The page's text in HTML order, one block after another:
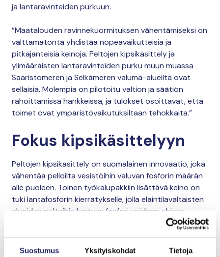
Suostumus Yksityiskohdat Tietoja
ja lantaravinteiden purkuun.
”Maatalouden ravinnekuormituksen vähentämiseksi on
välttämätöntä yhdistää nopeavaikutteisia ja
pitkäjänteisiä keinoja. Peltojen kipsikäsittely ja
ylimääräisten lantaravinteiden purku muun muassa
Saaristomeren ja Selkämeren valuma-alueilta ovat
sellaisia. Molempia on pilotoitu valtion ja säätiön
rahoittamissa hankkeissa, ja tulokset osoittavat, että
toimet ovat ympäristövaikutuksiltaan tehokkaita.”
Fokus kipsikäsittelyyn
Peltojen kipsikäsittely on suomalainen innovaatio, joka
vähentää pelloilta vesistöihin valuvan fosforin määrän
alle puoleen. Toinen työkalupakkiin lisättävä keino on
tuki lantafosforin kierrätykselle, jolla eläintilavaltaisten
alueiden peltoihin kertyvä fosfori voidaan ohjata
prosessoituna alueille, joiden pelloissa on vähemmän